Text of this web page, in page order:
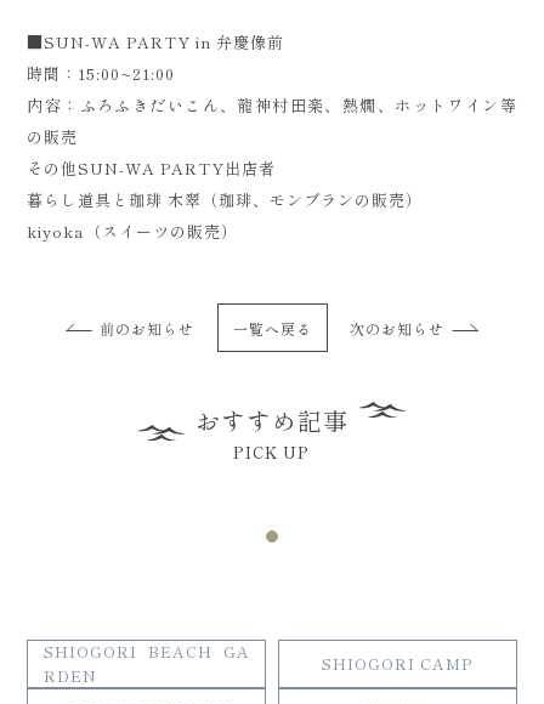
■SUN-WA PARTY in 弁慶像前
時間：15:00~21:00
内容：ふろふきだいこん、龍神村田楽、熱燗、ホットワイン等
の販売
その他SUN-WA PARTY出店者
暮らし道具と珈琲 木翠（珈琲、モンブランの販売）
kiyoka（スイーツの販売）
前のお知らせ 一覧へ戻る 次のお知らせ
おすすめ記事
PICK UP
SHIOGORI BEACH GA
RDEN
SHIOGORI CAMP